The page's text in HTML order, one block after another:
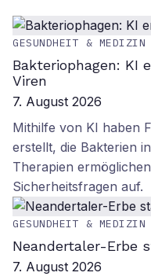
GESUNDHEIT & MEDIZIN
Bakteriophagen: KI
Viren
7. August 2026
Mithilfe von KI haben
erstellt, die Bakterien
Therapien
Sicherheitsfragen auf.
GESUNDHEIT & MEDIZIN
Neandertaler-Erbe
7. August 2026